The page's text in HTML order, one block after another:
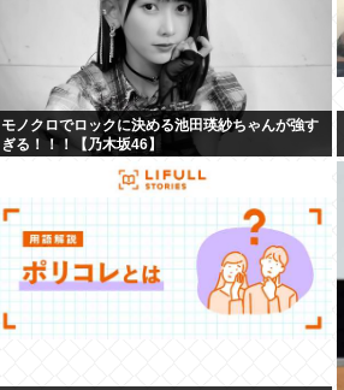
モノクロでロックに決める池田瑛紗ちゃんが強す
ぎる！！！【乃木坂46】